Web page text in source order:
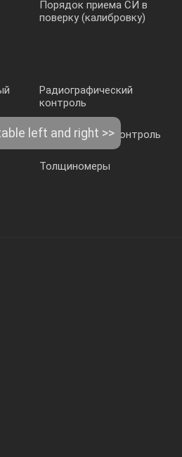
эксплуатации
воздуха
(отпечатками)
для пористых материалов
Порядок приема СИ в
поверку (калибровку)
Радиографический
контроль
Вихретоковый контроль
Толщиномеры